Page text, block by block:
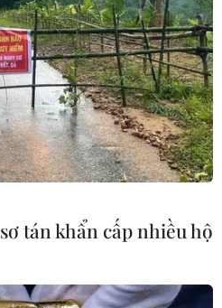
tán khẩn cấp nhiều hộ